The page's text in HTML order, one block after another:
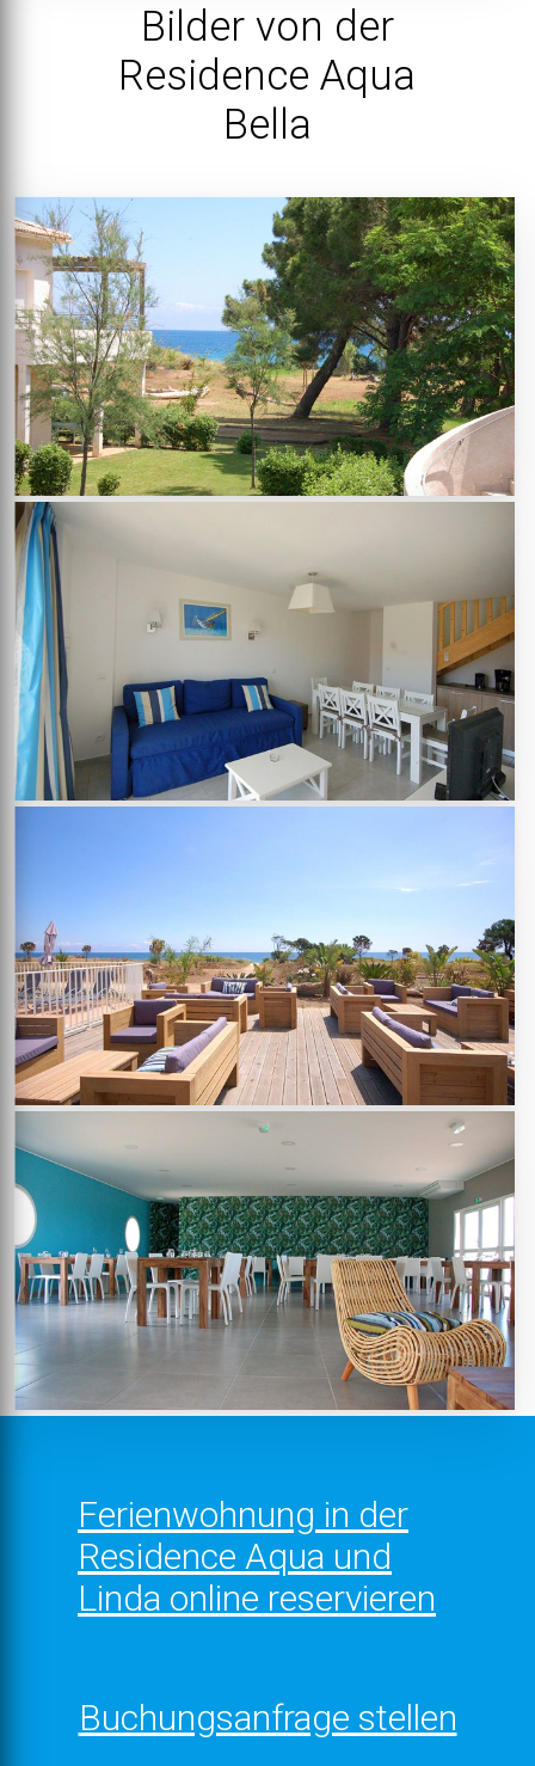
Bilder von der
Residence Aqua
Bella
Ferienwohnung in der
Residence Aqua und
Linda online reservieren
Buchungsanfrage stellen